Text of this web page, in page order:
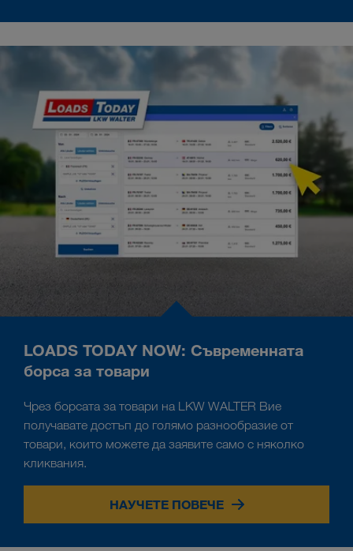
LOADS TODAY NOW: Съвременната
борса за товари
Чрез борсата за товари на LKW WALTER Вие
получавате достъп до голямо разнообразие от
товари, които можете да заявите само с няколко
кликвания.
НАУЧЕТЕ ПОВЕЧЕ